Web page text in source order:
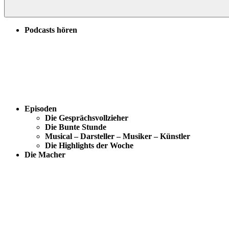
Podcasts hören
Episoden
Die Gesprächsvollzieher
Die Bunte Stunde
Musical – Darsteller – Musiker – Künstler
Die Highlights der Woche
Die Macher